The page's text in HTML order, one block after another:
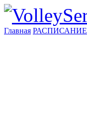
Главная РАСПИСАНИЕ